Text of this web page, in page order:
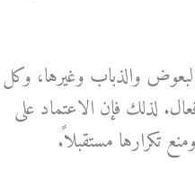
والذباب وغيرها، وكل
لذلك فإن الاعتماد على
تكرارها مستقبلاً.